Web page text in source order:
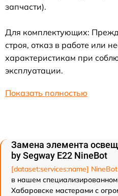
запчасти).
Для комплектующих:
строя, отказ в работе или
характеристикам при
эксплуатации.
Показать полностью
Замена элемента
by Segway E22 NineBot
[dataset:services:name]
в нашем
Хабаровске мастерами с